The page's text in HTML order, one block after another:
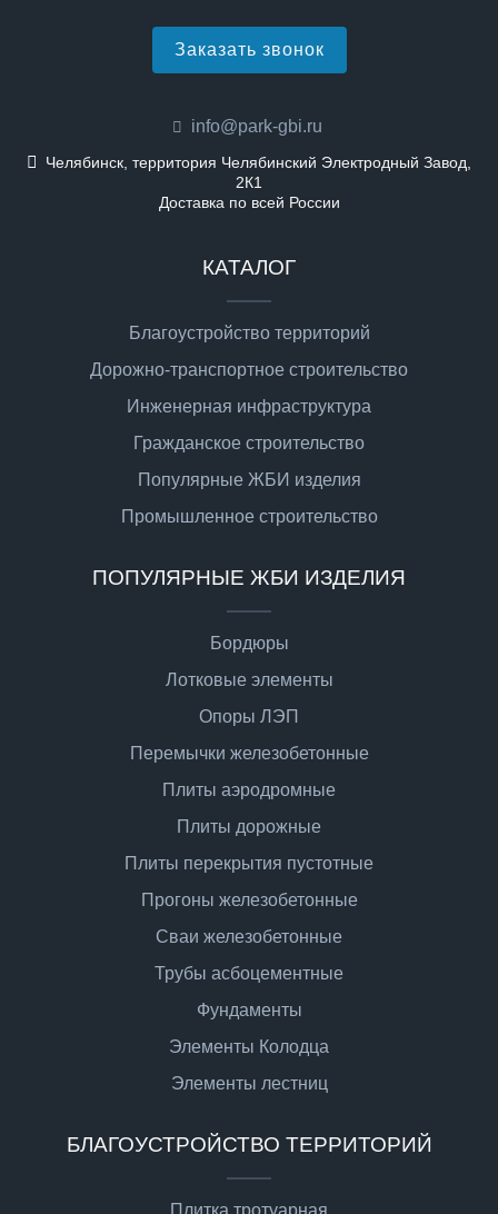
Заказать звонок
info@park-gbi.ru
Челябинск, территория Челябинский Электродный Завод,
2К1
Доставка по всей России
КАТАЛОГ
Благоустройство территорий
Дорожно-транспортное строительство
Инженерная инфраструктура
Гражданское строительство
Популярные ЖБИ изделия
Промышленное строительство
ПОПУЛЯРНЫЕ ЖБИ ИЗДЕЛИЯ
Бордюры
Лотковые элементы
Опоры ЛЭП
Перемычки железобетонные
Плиты аэродромные
Плиты дорожные
Плиты перекрытия пустотные
Прогоны железобетонные
Сваи железобетонные
Трубы асбоцементные
Фундаменты
Элементы Колодца
Элементы лестниц
БЛАГОУСТРОЙСТВО ТЕРРИТОРИЙ
Плитка тротуарная